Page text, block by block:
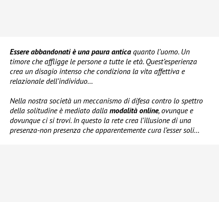
Essere abbandonati è una paura antica quanto l’uomo. Un
timore che affligge le persone a tutte le età. Quest’esperienza
crea un disagio intenso che condiziona la vita affettiva e
relazionale dell’individuo…
Nella nostra società un meccanismo di difesa contro lo spettro
della solitudine è mediato dalla modalità online, ovunque e
dovunque ci si trovi. In questo la rete crea l’illusione di una
presenza-non presenza che apparentemente cura l’esser soli…